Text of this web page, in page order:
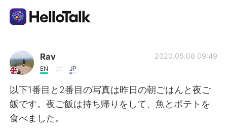
Ứng dụng trao đổi ngôn ngữ
AI Grammar Checker
Tiếng Việt
Rav
EN JP
2020.05.08 09:49
以下1番目と2番目の写真は昨日の朝ごはんと夜ご
飯です。夜ご飯は持ち帰りをして、魚とポテトを
食べました。